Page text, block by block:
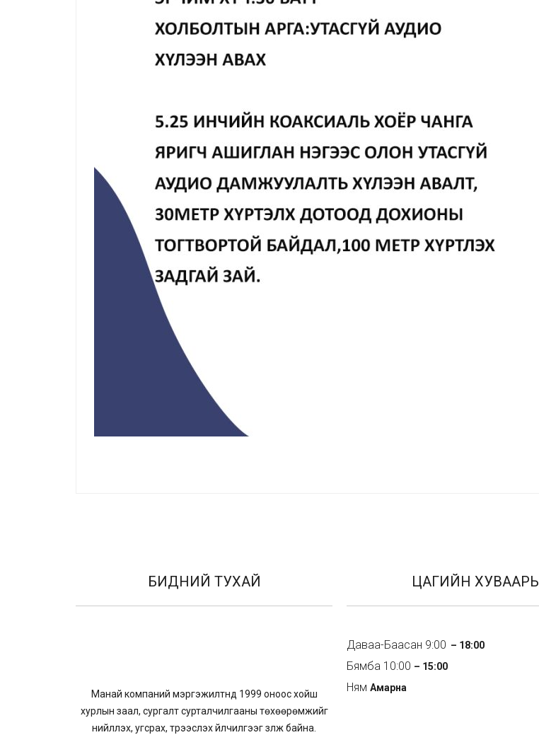
БИДНИЙ ТУХАЙ
Манай компаний мэргэжилтнүүд 1999 оноос хойш
хурлын заал, сургалт сурталчилгааны төхөөрөмжийг
нийлүүлэх, угсрах, түрээслэх үйлчилгээг үзүүлж байна.
ЦАГИЙН ХУВААРЬ
Даваа-Баасан 9:00 – 18:00
Бямба 10:00 – 15:00
НямАмарна